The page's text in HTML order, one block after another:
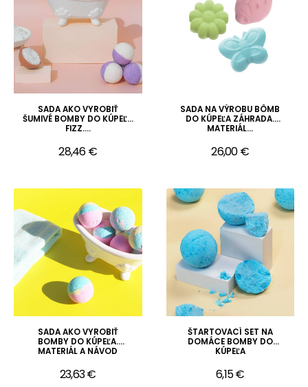
SADA AKO VYROBIŤ
ŠUMIVÉ BOMBY DO KÚPEĽA
FIZZ....
28,46 €
SADA NA VÝROBU BÔMB
DO KÚPEĽA ZÁHRADA.
MATERIÁL...
26,00 €
SADA AKO VYROBIŤ
BOMBY DO KÚPEĽA.
MATERIÁL A NÁVOD
23,63 €
ŠTARTOVACÍ SET NA
DOMÁCE BOMBY DO
KÚPEĽA
6,15 €